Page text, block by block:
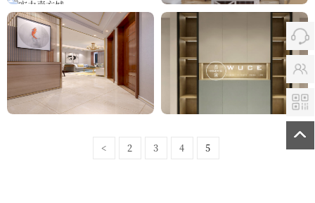
实力壹方城 流年
天铂
< 2 3 4 5